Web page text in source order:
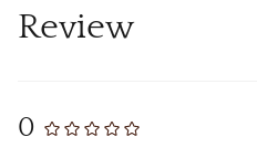
Review
0